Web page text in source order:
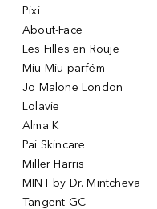
Pixi
About-Face
Les Filles en Rouje
Miu Miu parfém
Jo Malone London
Lolavie
Alma K
Pai Skincare
Miller Harris
MINT by Dr. Mintcheva
Tangent GC